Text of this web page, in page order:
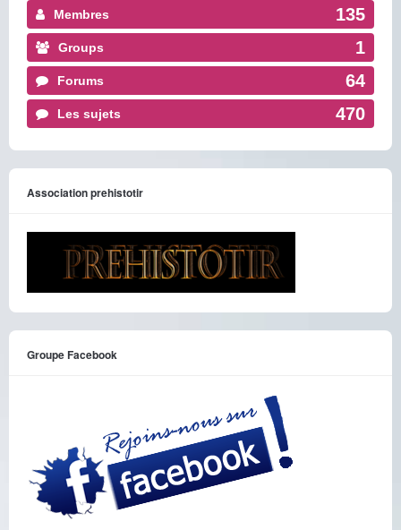
Membres 135
Groups 1
Forums 64
Les sujets 470
Association prehistotir
Groupe Facebook